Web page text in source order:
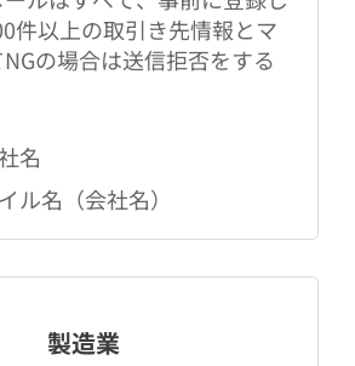
件以上の取引き先情報とマ
の場合は送信拒否をする
名
ル名（会社名）
製造業